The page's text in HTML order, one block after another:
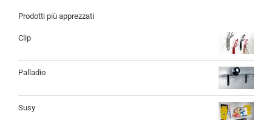
Prodotti più apprezzati
Clip
Palladio
Susy